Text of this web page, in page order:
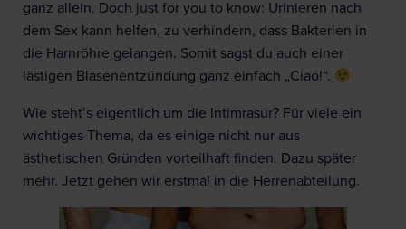
ganz allein. Doch just for you to know: Urinieren nach
dem Sex kann helfen, zu verhindern, dass Bakterien in
die Harnröhre gelangen. Somit sagst du auch einer
lästigen Blasenentzündung ganz einfach „Ciao!“.
Wie steht‘s eigentlich um die Intimrasur? Für viele ein
wichtiges Thema, da es einige nicht nur aus
ästhetischen Gründen vorteilhaft finden. Dazu später
mehr. Jetzt gehen wir erstmal in die Herrenabteilung.